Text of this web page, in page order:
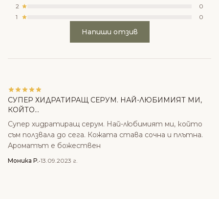
2
0
1
0
Напиши отзив
СУПЕР ХИДРАТИРАЩ СЕРУМ. НАЙ-ЛЮБИМИЯТ МИ,
КОЙТО...
Супер хидратиращ серум. Най-любимият ми, който
съм ползвала до сега. Кожата става сочна и плътна.
Ароматът е божествен
Моника Р.•13.09.2023 г.